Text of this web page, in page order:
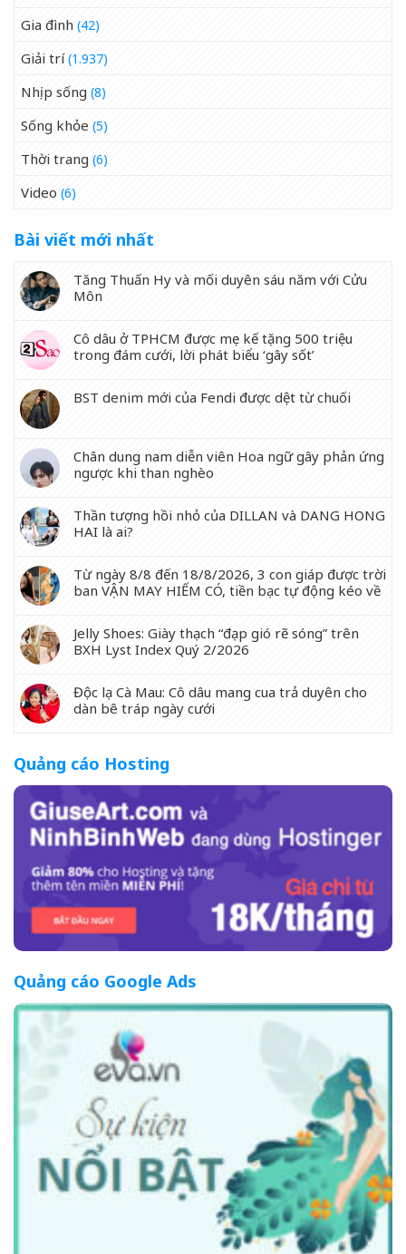
Gia đình (42)
Giải trí(1.937)
Nhịp sống (8)
Sống khỏe (5)
Thời trang (6)
Video (6)
Bài viết mới nhất
Tăng Thuấn Hy và mối duyên sáu năm với Cửu
Môn
Cô dâu ở TPHCM được mẹ kế tặng 500 triệu
trong đám cưới, lời phát biểu ‘gây sốt’
BST denim mới của Fendi được dệt từ chuối
Chân dung nam diễn viên Hoa ngữ gây phản ứng
ngược khi than nghèo
Thần tượng hồi nhỏ của DILLAN và DANG HONG
HAI là ai?
Từ ngày 8/8 đến 18/8/2026, 3 con giáp được trời
ban VẬN MAY HIẾM CÓ, tiền bạc tự động kéo về
Jelly Shoes: Giày thạch “đạp gió rẽ sóng” trên
BXH Lyst Index Quý 2/2026
Độc lạ Cà Mau: Cô dâu mang cua trả duyên cho
dàn bê tráp ngày cưới
Quảng cáo Hosting
Quảng cáo Google Ads